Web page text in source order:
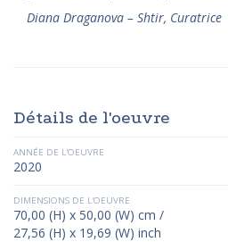
Diana Draganova – Shtir, Curatrice
Détails de l'oeuvre
ANNÉE DE L'OEUVRE
2020
DIMENSIONS DE L'OEUVRE
70,00 (H) x 50,00 (W) cm /
27,56 (H) x 19,69 (W) inch